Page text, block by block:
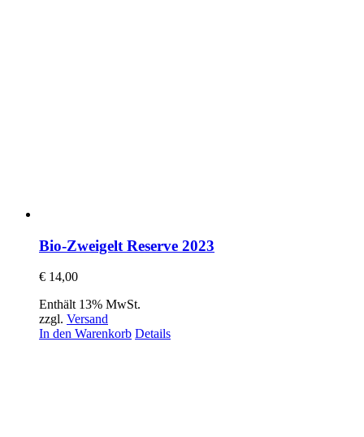
Bio-Zweigelt Reserve 2023
€ 14,00
Enthält 13% MwSt.
zzgl. Versand
In den Warenkorb Details